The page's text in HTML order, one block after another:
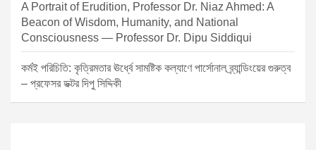
A Portrait of Erudition, Professor Dr. Niaz Ahmed: A
Beacon of Wisdom, Humanity, and National
Consciousness — Professor Dr. Dipu Siddiqui
কর্মই পরিচিতি: কৃত্রিমতার ঊর্ধ্বে সামষ্টিক কল্যাণে পার্সোনাল ব্র্যান্ডিংয়ের গুরুত্ব
– প্রফেসর ডক্টর দিপু সিদ্দিকী